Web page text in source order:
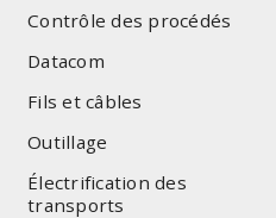
Contrôle des procédés
Datacom
Fils et câbles
Outillage
Électrification des
transports